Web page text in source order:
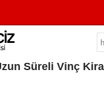
Süreli Vinç